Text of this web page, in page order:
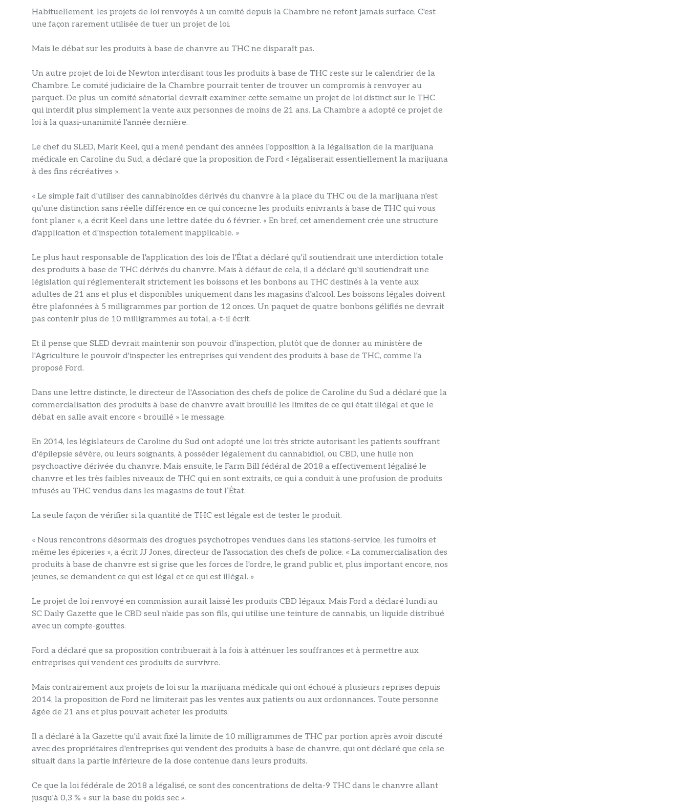
Habituellement, les projets de loi renvoyés à un comité depuis la Chambre ne refont jamais surface. C'est
une façon rarement utilisée de tuer un projet de loi.
Mais le débat sur les produits à base de chanvre au THC ne disparaît pas.
Un autre projet de loi de Newton interdisant tous les produits à base de THC reste sur le calendrier de la
Chambre. Le comité judiciaire de la Chambre pourrait tenter de trouver un compromis à renvoyer au
parquet. De plus, un comité sénatorial devrait examiner cette semaine un projet de loi distinct sur le THC
qui interdit plus simplement la vente aux personnes de moins de 21 ans. La Chambre a adopté ce projet de
loi à la quasi-unanimité l'année dernière.
Le chef du SLED, Mark Keel, qui a mené pendant des années l'opposition à la légalisation de la marijuana
médicale en Caroline du Sud, a déclaré que la proposition de Ford « légaliserait essentiellement la marijuana
à des fins récréatives ».
« Le simple fait d'utiliser des cannabinoïdes dérivés du chanvre à la place du THC ou de la marijuana n'est
qu'une distinction sans réelle différence en ce qui concerne les produits enivrants à base de THC qui vous
font planer », a écrit Keel dans une lettre datée du 6 février. « En bref, cet amendement crée une structure
d'application et d'inspection totalement inapplicable. »
Le plus haut responsable de l'application des lois de l'État a déclaré qu'il soutiendrait une interdiction totale
des produits à base de THC dérivés du chanvre. Mais à défaut de cela, il a déclaré qu'il soutiendrait une
législation qui réglementerait strictement les boissons et les bonbons au THC destinés à la vente aux
adultes de 21 ans et plus et disponibles uniquement dans les magasins d'alcool. Les boissons légales doivent
être plafonnées à 5 milligrammes par portion de 12 onces. Un paquet de quatre bonbons gélifiés ne devrait
pas contenir plus de 10 milligrammes au total, a-t-il écrit.
Et il pense que SLED devrait maintenir son pouvoir d'inspection, plutôt que de donner au ministère de
l'Agriculture le pouvoir d'inspecter les entreprises qui vendent des produits à base de THC, comme l'a
proposé Ford.
Dans une lettre distincte, le directeur de l'Association des chefs de police de Caroline du Sud a déclaré que la
commercialisation des produits à base de chanvre avait brouillé les limites de ce qui était illégal et que le
débat en salle avait encore « brouillé » le message.
En 2014, les législateurs de Caroline du Sud ont adopté une loi très stricte autorisant les patients souffrant
d'épilepsie sévère, ou leurs soignants, à posséder légalement du cannabidiol, ou CBD, une huile non
psychoactive dérivée du chanvre. Mais ensuite, le Farm Bill fédéral de 2018 a effectivement légalisé le
chanvre et les très faibles niveaux de THC qui en sont extraits, ce qui a conduit à une profusion de produits
infusés au THC vendus dans les magasins de tout l’État.
La seule façon de vérifier si la quantité de THC est légale est de tester le produit.
« Nous rencontrons désormais des drogues psychotropes vendues dans les stations-service, les fumoirs et
même les épiceries », a écrit JJ Jones, directeur de l'association des chefs de police. « La commercialisation des
produits à base de chanvre est si grise que les forces de l'ordre, le grand public et, plus important encore, nos
jeunes, se demandent ce qui est légal et ce qui est illégal. »
Le projet de loi renvoyé en commission aurait laissé les produits CBD légaux. Mais Ford a déclaré lundi au
SC Daily Gazette que le CBD seul n'aide pas son fils, qui utilise une teinture de cannabis, un liquide distribué
avec un compte-gouttes.
Ford a déclaré que sa proposition contribuerait à la fois à atténuer les souffrances et à permettre aux
entreprises qui vendent ces produits de survivre.
Mais contrairement aux projets de loi sur la marijuana médicale qui ont échoué à plusieurs reprises depuis
2014, la proposition de Ford ne limiterait pas les ventes aux patients ou aux ordonnances. Toute personne
âgée de 21 ans et plus pouvait acheter les produits.
Il a déclaré à la Gazette qu'il avait fixé la limite de 10 milligrammes de THC par portion après avoir discuté
avec des propriétaires d'entreprises qui vendent des produits à base de chanvre, qui ont déclaré que cela se
situait dans la partie inférieure de la dose contenue dans leurs produits.
Ce que la loi fédérale de 2018 a légalisé, ce sont des concentrations de delta-9 THC dans le chanvre allant
jusqu'à 0,3 % « sur la base du poids sec ».